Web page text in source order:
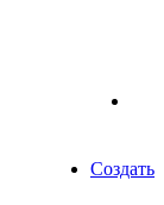
Создать